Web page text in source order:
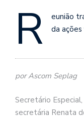
R
eunião
da
por Ascom Seplag
Secretário
secretária Renata